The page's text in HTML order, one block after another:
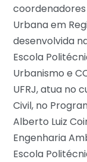
coordenadores
Urbana em
desenvolvida
Escola
Urbanismo e
UFRJ, atua no
Civil, no
Alberto Luiz
Engenharia
Escola